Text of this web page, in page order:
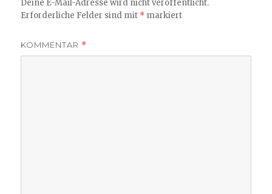
Deine E-Mail-Adresse wird nicht veröffentlicht.
Erforderliche Felder sind mit * markiert
KOMMENTAR *